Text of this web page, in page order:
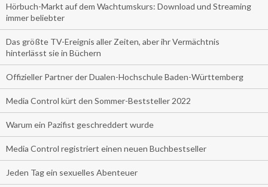
Hörbuch-Markt auf dem Wachtumskurs: Download und Streaming
immer beliebter
Das größte TV-Ereignis aller Zeiten, aber ihr Vermächtnis
hinterlässt sie in Büchern
Offizieller Partner der Dualen-Hochschule Baden-Württemberg
Media Control kürt den Sommer-Beststeller 2022
Warum ein Pazifist geschreddert wurde
Media Control registriert einen neuen Buchbestseller
Jeden Tag ein sexuelles Abenteuer